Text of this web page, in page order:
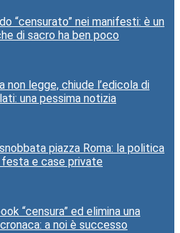
“censurato” nei manifesti: è un
di sacro ha ben poco
non legge, chiude l’edicola di
una pessima notizia
piazza Roma: la politica
festa e case private
“censura” ed elimina una
a noi è successo